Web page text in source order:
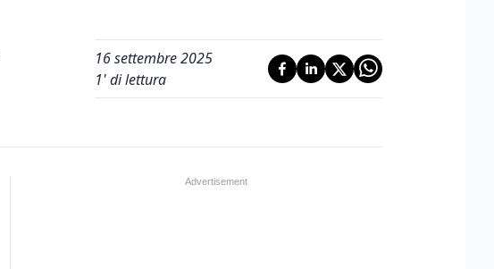
16 settembre 2025
1' di lettura